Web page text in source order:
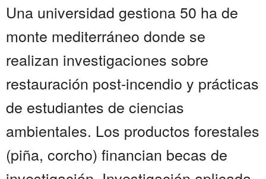
Una universidad gestiona 50 ha de
monte mediterráneo donde se
realizan investigaciones sobre
restauración post-incendio y prácticas
de estudiantes de ciencias
ambientales. Los productos forestales
(piña, corcho) financian becas de